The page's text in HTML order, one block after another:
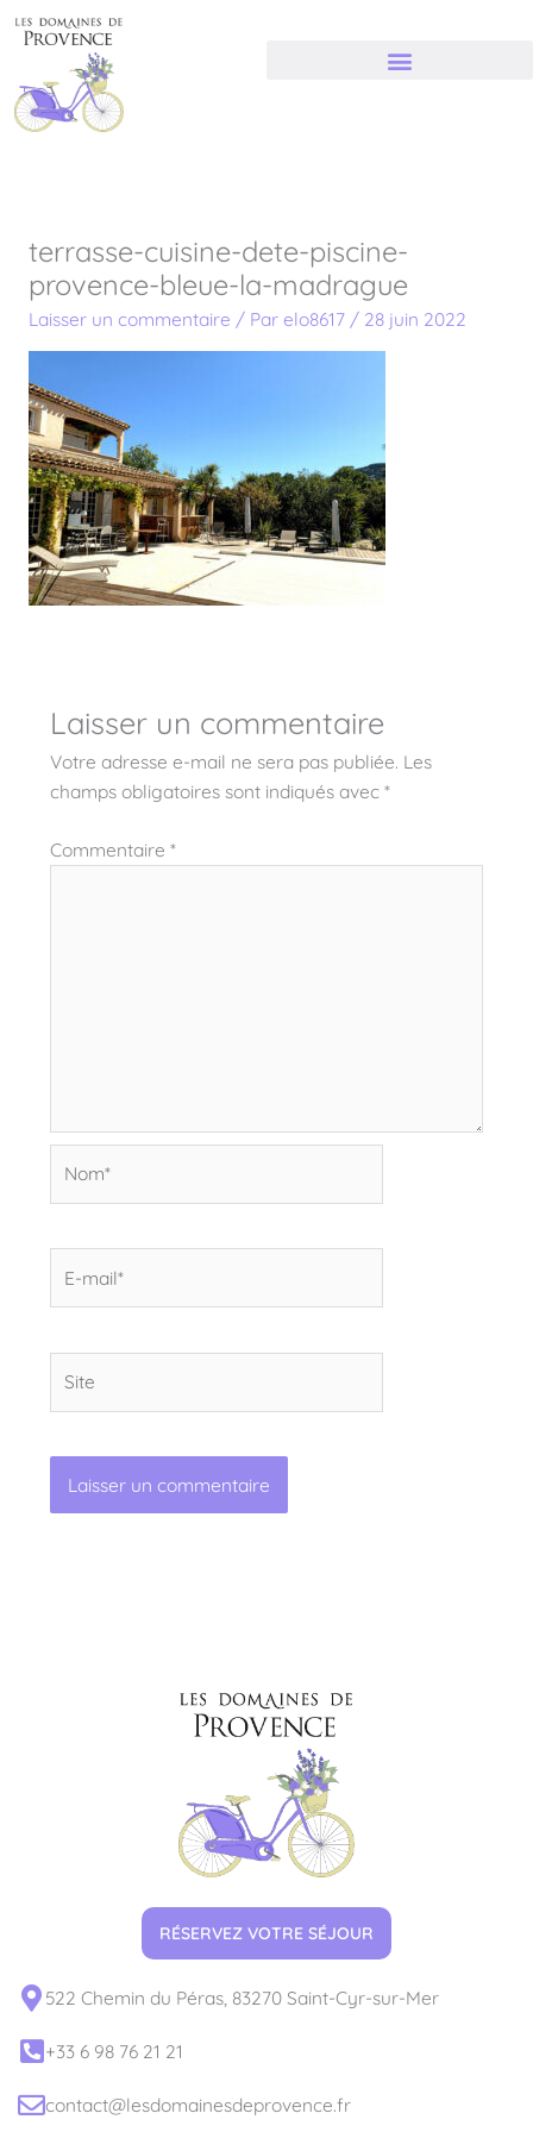
Aller
terrasse-cuisine-dete-piscine-
provence-bleue-la-madrague
Laisser un commentaire / Par elo8617 / 28 juin 2022
Laisser un commentaire
Votre adresse e-mail ne sera pas publiée. Les
champs obligatoires sont indiqués avec *
Commentaire *
mail*
RÉSERVEZ VOTRE SÉJOUR
522 Chemin du Péras, 83270 Saint-Cyr-sur-Mer
+33 6 98 76 21 21
contact@lesdomainesdeprovence.fr